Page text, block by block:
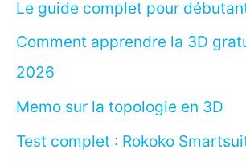
Le guide complet pour
Comment apprendre la 3D
2026
Memo sur la topologie en 3D
Test complet : Rokoko